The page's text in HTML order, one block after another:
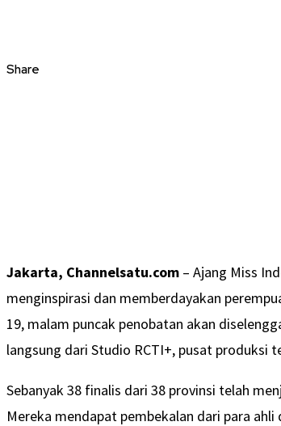
Share
Jakarta, Channelsatu.com – Ajang Miss
menginspirasi dan memberdayakan
19, malam puncak penobatan akan
langsung dari Studio RCTI+, pusat produksi
Sebanyak 38 finalis dari 38 provinsi telah
Mereka mendapat pembekalan dari para